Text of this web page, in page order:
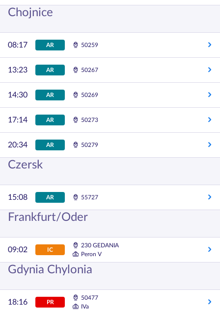
Chojnice
08:17 AR 50259
13:23 AR 50267
14:30 AR 50269
17:14 AR 50273
20:34 AR 50279
Czersk
15:08 AR 55727
Frankfurt/Oder
09:02 IC
230 GEDANIA
Peron V
Gdynia Chylonia
18:16 PR
50477
IVa